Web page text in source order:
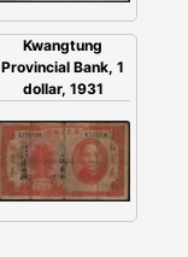
Kwangtung
Provincial Bank, 1
dollar, 1931